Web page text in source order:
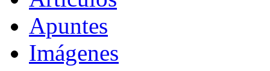
Apuntes
Imágenes